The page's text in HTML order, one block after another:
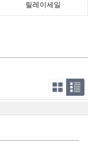
릴레이세일